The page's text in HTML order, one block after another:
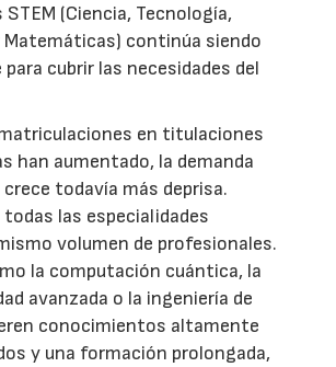
STEM (Ciencia, Tecnología,
Matemáticas) continúa siendo
cubrir las necesidades del
en titulaciones
han aumentado, la demanda
todavía más deprisa.
todas las especialidades
volumen de profesionales.
la computación cuántica, la
avanzada o la ingeniería de
conocimientos altamente
y una formación prolongada,